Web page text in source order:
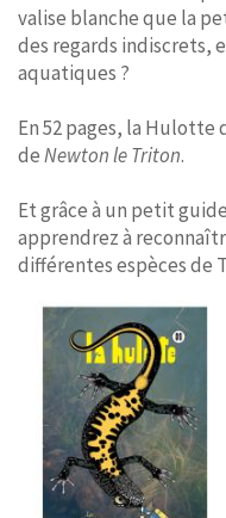
valise blanche que la
des regards indiscrets,
aquatiques ?
En 52 pages, la Hulotte
deNewton le Triton.
Et grâce à un petit
apprendrez à
différentes espèces de